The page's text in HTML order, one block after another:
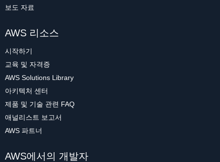
보도 자료
AWS 리소스
시작하기
교육 및 자격증
AWS Solutions Library
아키텍처 센터
제품 및 기술 관련 FAQ
애널리스트 보고서
AWS 파트너
AWS에서의 개발자